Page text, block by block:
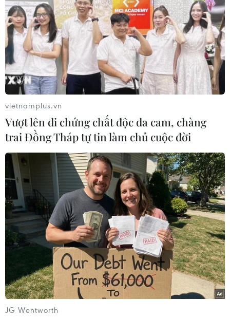
Dự báo kinh tế Thái Lan sẽ phục hồi tốt
hơn trong năm nay
16/02/2023 08:10
Chuyên gia nhận định rằng việc Trung Quốc mở cửa trở
lại sớm hơn dự kiến sẽ tạo động lực tăng trưởng hơn
trong năm 2023 và đóng góp vào sự phục hồi của kinh
tế Thái Lan.
Ngành du lịch Thái Lan đang nhanh chóng
hồi sinh sau đại dịch
vietnamplus.vn
Vượt lên di chứng chất độc da cam, chàng
trai Đồng Tháp tự tin làm chủ cuộc đời
JG Wentworth